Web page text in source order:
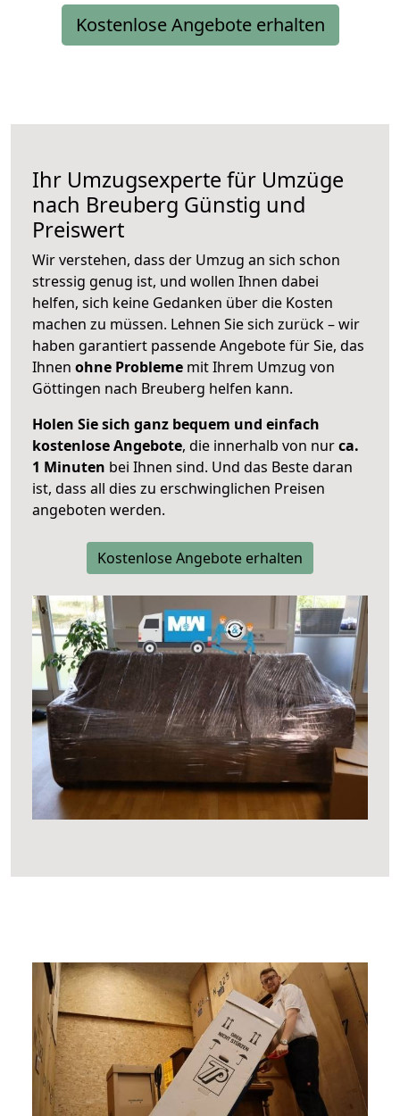
Kostenlose Angebote erhalten
Ihr Umzugsexperte für Umzüge
nach Breuberg Günstig und
Preiswert
Wir verstehen, dass der Umzug an sich schon
stressig genug ist, und wollen Ihnen dabei
helfen, sich keine Gedanken über die Kosten
machen zu müssen. Lehnen Sie sich zurück – wir
haben garantiert passende Angebote für Sie, das
Ihnen ohne Probleme mit Ihrem Umzug von
Göttingen nach Breuberg helfen kann.
Holen Sie sich ganz bequem und einfach
kostenlose Angebote, die innerhalb von nurca.
1 Minuten bei Ihnen sind. Und das Beste daran
ist, dass all dies zu erschwinglichen Preisen
angeboten werden.
Kostenlose Angebote erhalten